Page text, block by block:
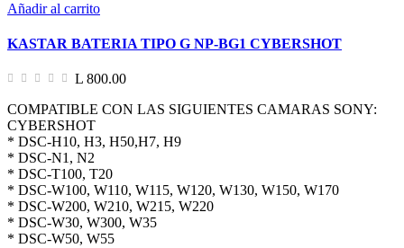
Añadir al carrito
KASTAR BATERIA TIPO G NP-BG1 CYBERSHOT
L 800.00
COMPATIBLE CON LAS SIGUIENTES CAMARAS SONY:
CYBERSHOT
* DSC-H10, H3, H50,H7, H9
* DSC-N1, N2
* DSC-T100, T20
* DSC-W100, W110, W115, W120, W130, W150, W170
* DSC-W200, W210, W215, W220
* DSC-W30, W300, W35
* DSC-W50, W55